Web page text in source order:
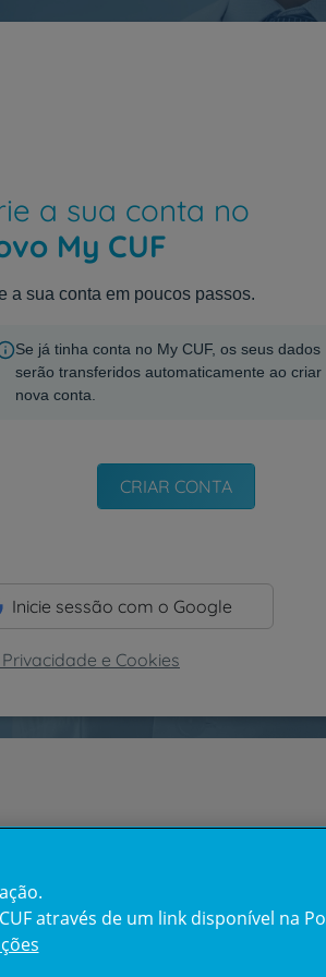
a sua conta no
My CUF
a sua conta em poucos passos.
Se já tinha conta no My CUF, os seus dados
serão transferidos automaticamente ao criar
nova conta.
CRIAR CONTA
Inicie sessão com o Google
e Cookies
através de um link disponível na